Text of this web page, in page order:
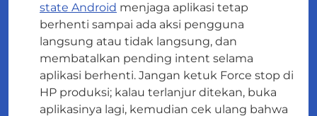
state Android menjaga aplikasi tetap
berhenti sampai ada aksi pengguna
langsung atau tidak langsung, dan
membatalkan pending intent selama
aplikasi berhenti. Jangan ketuk Force stop di
HP produksi; kalau terlanjur ditekan, buka
aplikasinya lagi, kemudian cek ulang bahwa